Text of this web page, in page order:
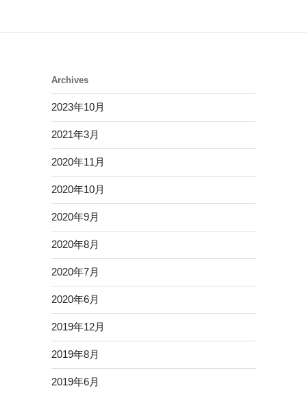
Archives
2023年10月
2021年3月
2020年11月
2020年10月
2020年9月
2020年8月
2020年7月
2020年6月
2019年12月
2019年8月
2019年6月